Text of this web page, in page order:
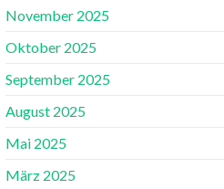
November 2025
Oktober 2025
September 2025
August 2025
Mai 2025
März 2025